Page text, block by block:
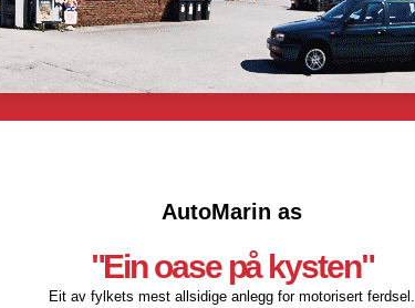
AutoMarin as
"Ein oase på kysten"
Eit av fylkets mest allsidige anlegg for motorisert ferdsel.